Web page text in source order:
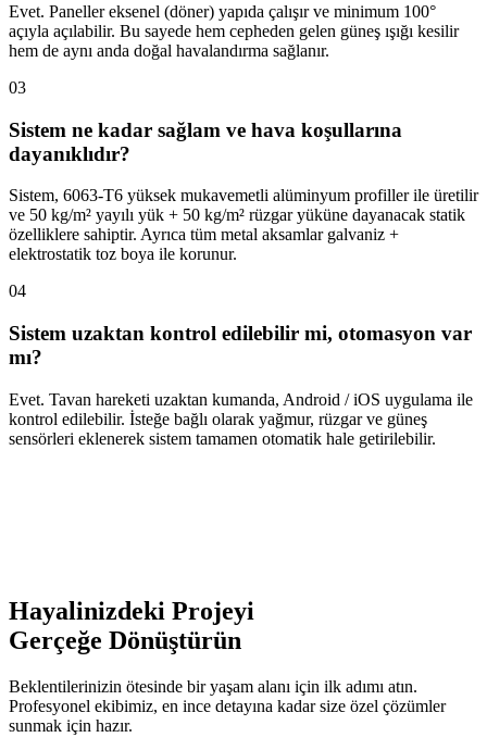
Evet. Paneller eksenel (döner) yapıda çalışır ve minimum 100°
açıyla açılabilir. Bu sayede hem cepheden gelen güneş ışığı kesilir
hem de aynı anda doğal havalandırma sağlanır.
03
Sistem ne kadar sağlam ve hava koşullarına
dayanıklıdır?
Sistem, 6063-T6 yüksek mukavemetli alüminyum profiller ile üretilir
ve 50 kg/m² yayılı yük + 50 kg/m² rüzgar yüküne dayanacak statik
özelliklere sahiptir. Ayrıca tüm metal aksamlar galvaniz +
elektrostatik toz boya ile korunur.
04
Sistem uzaktan kontrol edilebilir mi, otomasyon var
mı?
Evet. Tavan hareketi uzaktan kumanda, Android / iOS uygulama ile
kontrol edilebilir. İsteğe bağlı olarak yağmur, rüzgar ve güneş
sensörleri eklenerek sistem tamamen otomatik hale getirilebilir.
Hayalinizdeki Projeyi
Gerçeğe Dönüştürün
Beklentilerinizin ötesinde bir yaşam alanı için ilk adımı atın.
Profesyonel ekibimiz, en ince detayına kadar size özel çözümler
sunmak için hazır.